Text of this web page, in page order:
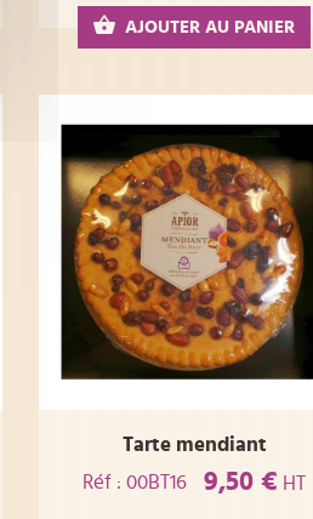
AJOUTER AU PANIER
Tarte mendiant
Réf : 00BT16
9,50 € HT